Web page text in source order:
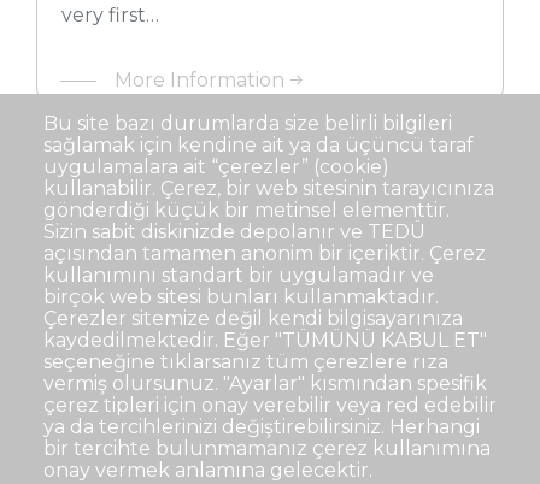
very first…
More Information
Bu site bazı durumlarda size belirli bilgileri
sağlamak için kendine ait ya da üçüncü taraf
uygulamalara ait “çerezler” (cookie)
kullanabilir. Çerez, bir web sitesinin tarayıcınıza
gönderdiği küçük bir metinsel elementtir.
Sizin sabit diskinizde depolanır ve TEDÜ
açısından tamamen anonim bir içeriktir. Çerez
kullanımını standart bir uygulamadır ve
birçok web sitesi bunları kullanmaktadır.
Çerezler sitemize değil kendi bilgisayarınıza
kaydedilmektedir. Eğer "TÜMÜNÜ KABUL ET"
seçeneğine tıklarsanız tüm çerezlere rıza
vermiş olursunuz. "Ayarlar" kısmından spesifik
çerez tipleri için onay verebilir veya red edebilir
ya da tercihlerinizi değiştirebilirsiniz. Herhangi
bir tercihte bulunmamanız çerez kullanımına
onay vermek anlamına gelecektir.
Dipnot
Clarification Text on Personal Data
Processing
Disclaimer
Corporate Identity
Open Consent Statement
© TED University. Ziya Gökalp Caddesi No:48 06420, Kolej
Çankaya - Ankara